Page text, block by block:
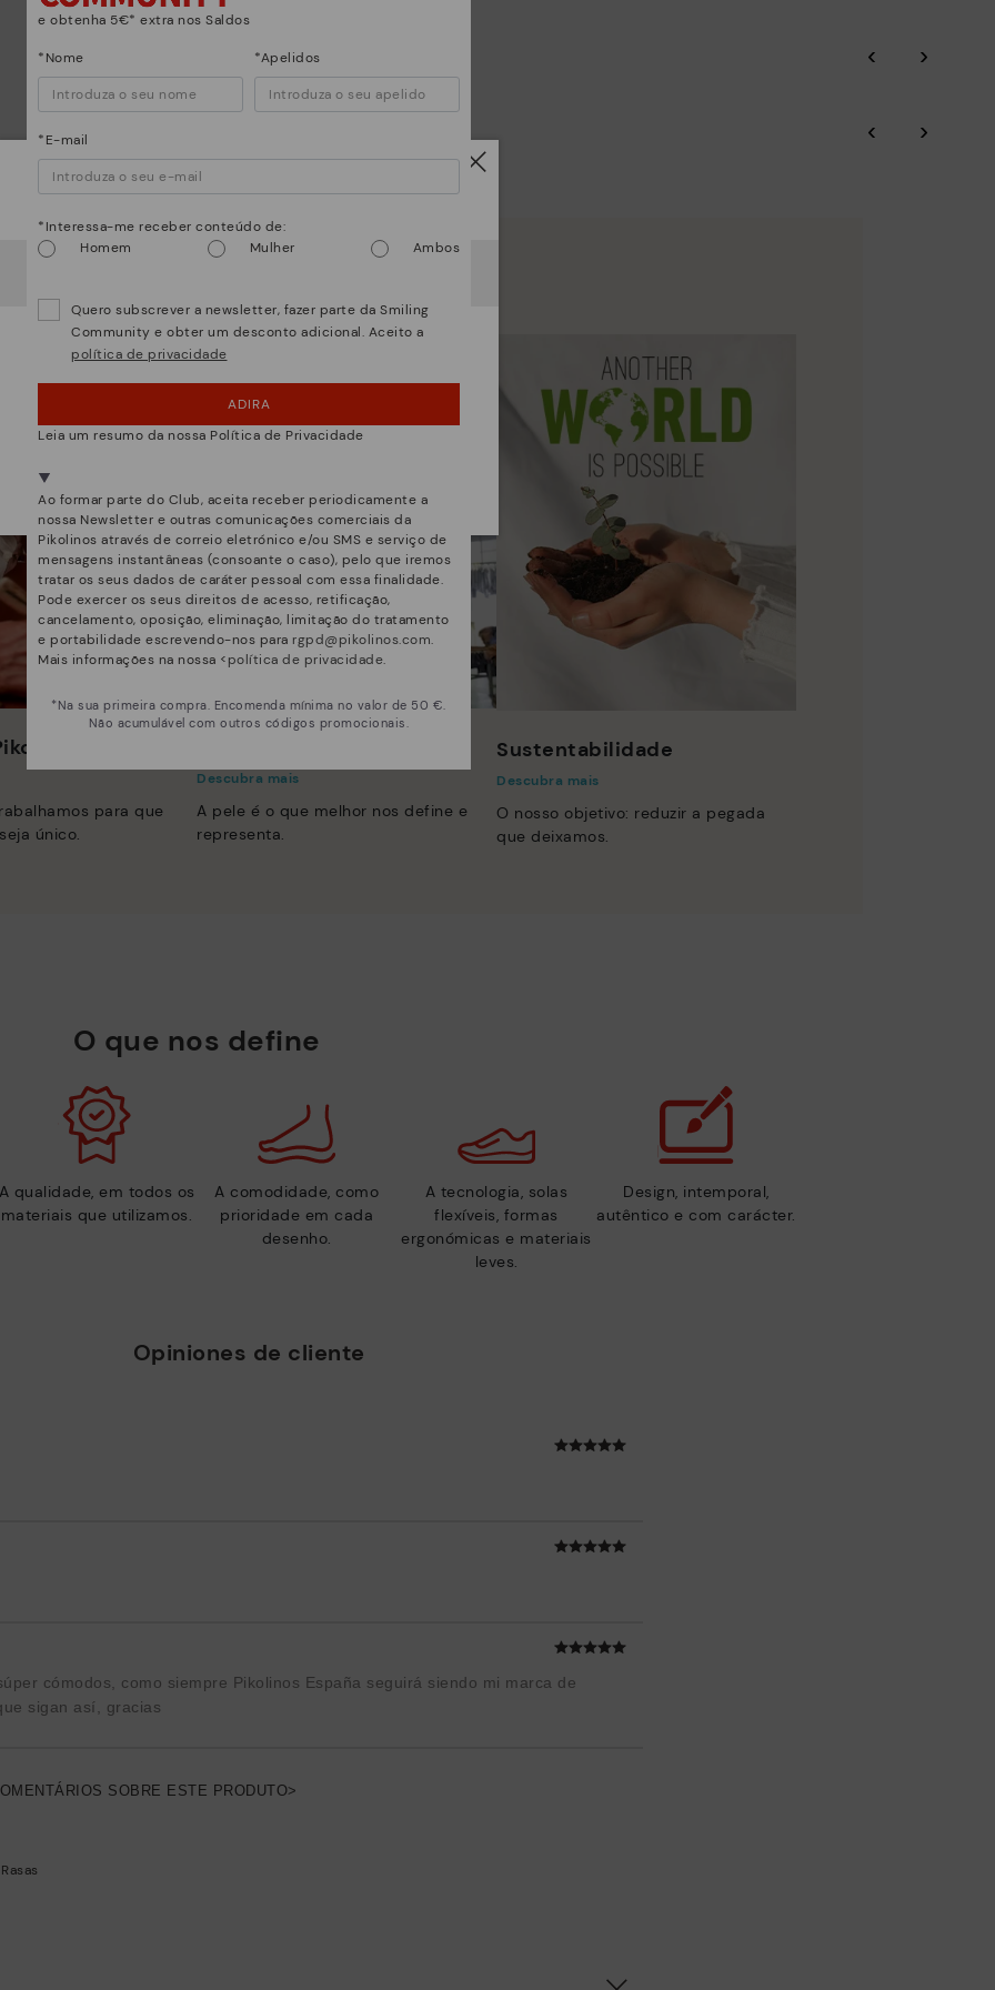
‹ ›
‹ ›
muito mais do que sapatos
para que
único.
Descubra mais
A pele é o que melhor nos define e
representa.
Sustentabilidade
Descubra mais
O nosso objetivo: reduzir a pegada
que deixamos.
O que nos define
qualidade, em todos os
materiais que utilizamos.
A comodidade, como
prioridade em cada
desenho.
A tecnologia, solas
flexíveis, formas
ergonómicas e materiais
leves.
Design, intemporal,
autêntico e com carácter.
Opiniones de cliente
cómodos, como siempre Pikolinos España seguirá siendo mi marca de
sigan así, gracias
SOBRE ESTE PRODUTO>
Atenção!
USAe vai aceder no Portugal.
¡UPS! FOI UM LAPSO, CONTINUO EM USA
NÂO, QUERO VISITAR A WEB DO PORTUGAL
e obtenha 5€* extra nos Saldos
*Nome *Apelidos
*E-mail
*Interessa-me receber conteúdo de:
Homem
Mulher Ambos
Quero subscrever a newsletter, fazer parte da Smiling
Community e obter um desconto adicional. Aceito a
política de privacidade
ADIRA
Leia um resumo da nossa Política de Privacidade
Ao formar parte do Club, aceita receber periodicamente a
nossa Newsletter e outras comunicações comerciais da
Pikolinos através de correio eletrónico e/ou SMS e serviço de
mensagens instantâneas (consoante o caso), pelo que iremos
tratar os seus dados de caráter pessoal com essa finalidade.
Pode exercer os seus direitos de acesso, retificação,
cancelamento, oposição, eliminação, limitação do tratamento
e portabilidade escrevendo-nos para rgpd@pikolinos.com.
Mais informações na nossa <política de privacidade.
*Na sua primeira compra. Encomenda mínima no valor de 50 €.
Não acumulável com outros códigos promocionais.